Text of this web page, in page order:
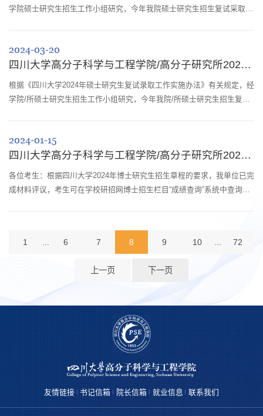
学院硕士研究生招生工作小组研究，今年我院硕士研究生招生复试采取线
四川大学望江校区高分子学院科教楼205室2.笔试：笔试时间：2024年3月
29日上午笔试地点：望江研究生楼二区101室笔试形式：闭卷考试笔试科
目：高分子材料...
2024-03-20
四川大学高分子科学与工程学院/高分子研究所2024年硕士研究生招生复试通知（材料学...
根据《四川大学2024年硕士研究生复试录取工作实施办法》有关规定，经
学院/所硕士研究生招生工作小组研究，今年我院/所硕士研究生招生复试
地点：四川大学望江校区高分子研究所111室2.笔试：笔试时间：2024年3
月29日上午9:00—12:00笔试地点：研究生院三区114、119室笔试形式：
闭卷考试笔试科...
2024-01-15
四川大学高分子科学与工程学院/高分子研究所2024年博士研究生材料评议分数查询通知
各位考生：根据四川大学2024年博士研究生招生章程的要求，我单位已完
成材料评议，考生可在学校研招网博士招生栏目“成绩查询”系统中查询本
423723279@qq.com（高分子科学与工程学院），
931082146@qq.com（高分子研究所）,我单位将及时安排老师进行查分
1 ... 6 7 8 9 10 ... 72
上一页 下一页
友情链接 书记信箱 院长信箱 就业信息 联系我们